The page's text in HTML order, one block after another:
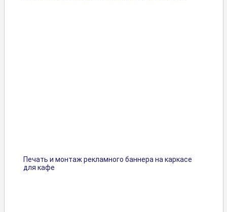
Печать и монтаж рекламного баннера на каркасе
для кафе